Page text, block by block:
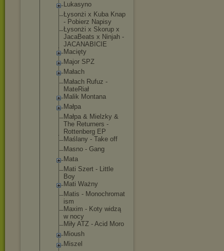
Lukasyno
Łysonżi x Kuba Knap
- Pobierz Napisy
Łysonżi x Skorup x
JacaBeats x Ninjah -
JACANABICIE
Macięty
Major SPZ
Małach
Małach Rufuz -
MateRiał
Malik Montana
Małpa
Małpa & Mielzky &
The Returners -
Rottenberg EP
Maślany - Take off
Masno - Gang
Mata
Mati Szert - Little
Boy
Mati Ważny
Matis - Monochromat
ism
Maxim - Koty widzą
w nocy
Miły ATZ - Acid Moro
Mioush
Miszel